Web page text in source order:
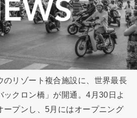
のリゾート複合施設に、世界最長
ックロン橋」が開通。4月30日よ
ープンし、5月にはオープニング